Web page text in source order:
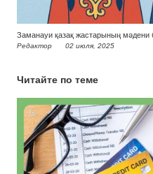
Заманауи қазақ жастарының мәдени
Редактор 02 июля, 2025
Читайте по теме